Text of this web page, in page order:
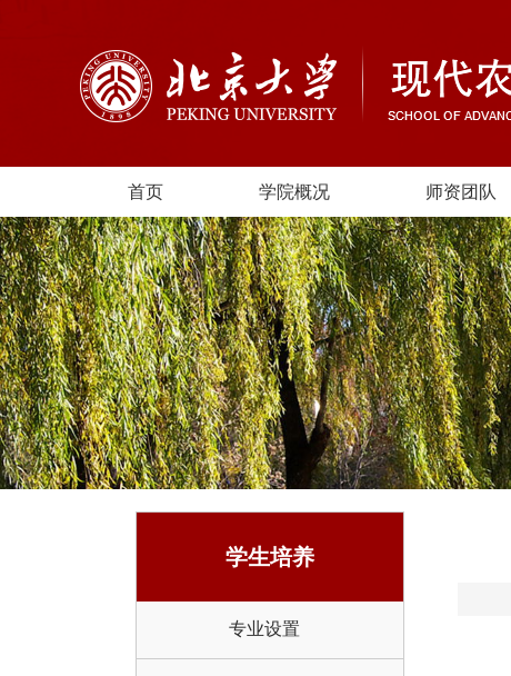
首页 学院概况 师资团队
学生培养
专业设置